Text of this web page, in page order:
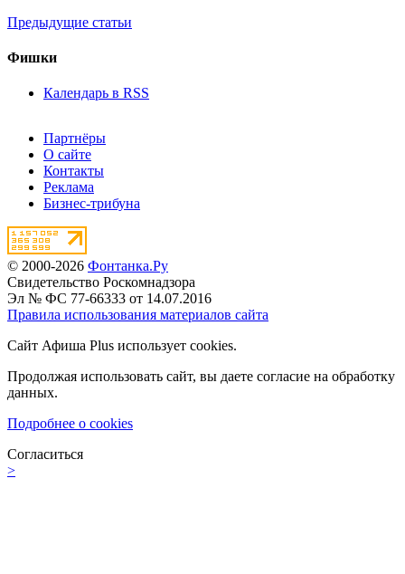
Предыдущие статьи
Фишки
Календарь в RSS
Партнёры
О сайте
Контакты
Реклама
Бизнес-трибуна
© 2000-2026 Фонтанка.Ру
Свидетельство Роскомнадзора
Эл № ФС 77-66333 от 14.07.2016
Правила использования материалов сайта
Сайт Афиша Plus использует cookies.
Продолжая использовать сайт, вы даете согласие на обработку
данных.
Подробнее о cookies
Согласиться
>